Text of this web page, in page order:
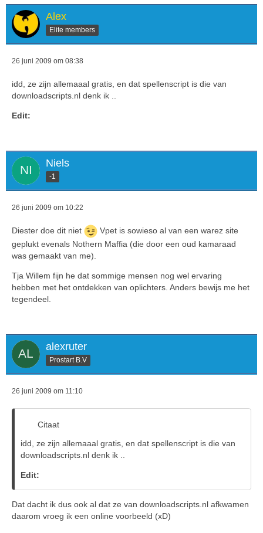
Alex
Elite members
26 juni 2009 om 08:38
idd, ze zijn allemaaal gratis, en dat spellenscript is die van
downloadscripts.nl denk ik ..
Edit:
Niels
-1
26 juni 2009 om 10:22
Diester doe dit niet
Vpet is sowieso al van een warez site
geplukt evenals Nothern Maffia (die door een oud kamaraad
was gemaakt van me).
Tja Willem fijn he dat sommige mensen nog wel ervaring
hebben met het ontdekken van oplichters. Anders bewijs me het
tegendeel.
alexruter
Prostart B.V
26 juni 2009 om 11:10
Citaat
idd, ze zijn allemaaal gratis, en dat spellenscript is die van
downloadscripts.nl denk ik ..
Edit:
Dat dacht ik dus ook al dat ze van downloadscripts.nl afkwamen
daarom vroeg ik een online voorbeeld (xD)